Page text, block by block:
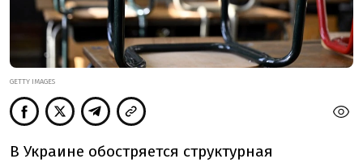
GETTY IMAGES
В Украине обостряется структурная